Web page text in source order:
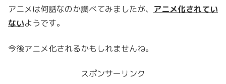
アニメは何話なのか調べてみましたが、 アニメ化されてい
ないようです。
今後アニメ化されるかもしれませんね。
スポンサーリンク